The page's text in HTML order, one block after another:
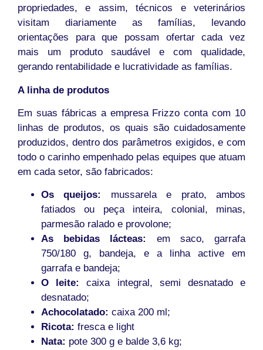
propriedades, e assim, técnicos e veterinários
visitam diariamente as famílias, levando
orientações para que possam ofertar cada vez
mais um produto saudável e com qualidade,
gerando rentabilidade e lucratividade as famílias.
A linha de produtos
Em suas fábricas a empresa Frizzo conta com 10
linhas de produtos, os quais são cuidadosamente
produzidos, dentro dos parâmetros exigidos, e com
todo o carinho empenhado pelas equipes que atuam
em cada setor, são fabricados:
Os queijos:
mussarela e prato, ambos
fatiados ou peça inteira, colonial, minas,
parmesão ralado e provolone;
As bebidas lácteas:
em saco, garrafa
750/180 g, bandeja, e a linha active em
garrafa e bandeja;
O leite:
caixa integral, semi desnatado e
desnatado;
Achocolatado: caixa 200 ml;
Ricota: fresca e light
Nata: pote 300 g e balde 3,6 kg;